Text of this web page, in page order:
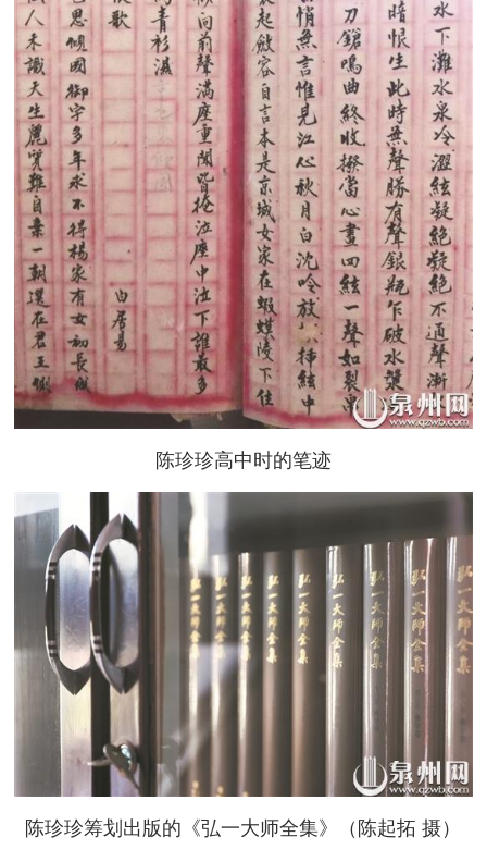
陈珍珍高中时的笔迹
陈珍珍筹划出版的《弘一大师全集》（陈起拓 摄）